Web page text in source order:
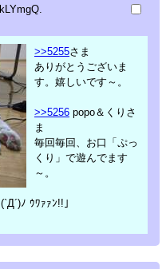
>>5255さま
ありがとうございま
す。嬉しいです～。
>>5256 popo＆くりさ
ま
毎回毎回、お口「ぷっ
くり」で遊んでます
～。
ﾉ ｳﾜｧｧﾝ!!」